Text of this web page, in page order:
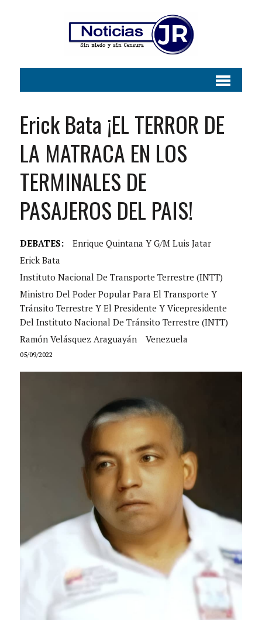
Erick Bata ¡EL TERROR DE
LA MATRACA EN LOS
TERMINALES DE
PASAJEROS DEL PAIS!
DEBATES:
Enrique Quintana Y G/M Luis Jatar
Erick Bata
Instituto Nacional De Transporte Terrestre (INTT)
Ministro Del Poder Popular Para El Transporte Y
Tránsito Terrestre Y El Presidente Y Vicepresidente
Del Instituto Nacional De Tránsito Terrestre (INTT)
Ramón Velásquez Araguayán
Venezuela
05/09/2022